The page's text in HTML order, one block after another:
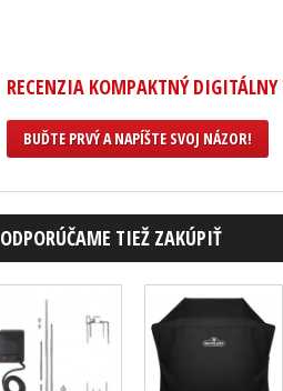
RECENZIA KOMPAKTNÝ
BUĎTE PRVÝ A NAPÍŠTE SVOJ NÁZOR!
ODPORÚČAME TIEŽ ZAKÚPIŤ